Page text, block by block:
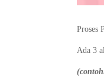
Proses
Ada 3